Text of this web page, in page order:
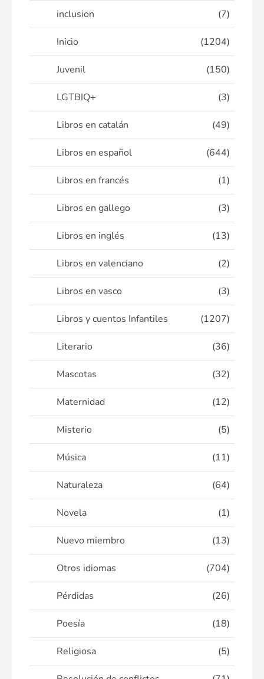
inclusion (7)
Inicio (1204)
Juvenil (150)
LGTBIQ+ (3)
Libros en catalán (49)
Libros en español (644)
Libros en francés (1)
Libros en gallego (3)
Libros en inglés (13)
Libros en valenciano (2)
Libros en vasco (3)
Libros y cuentos Infantiles (1207)
Literario (36)
Mascotas (32)
Maternidad (12)
Misterio (5)
Música (11)
Naturaleza (64)
Novela (1)
Nuevo miembro (13)
Otros idiomas (704)
Pérdidas (26)
Poesía (18)
Religiosa (5)